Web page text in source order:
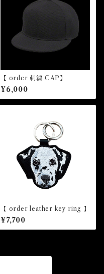
【 order 刺繍 CAP】
¥6,000
【 order leather key ring 】
¥7,700